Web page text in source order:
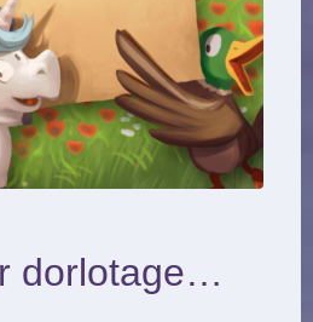
dorlotage…